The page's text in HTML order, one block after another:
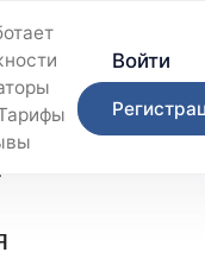
Войти